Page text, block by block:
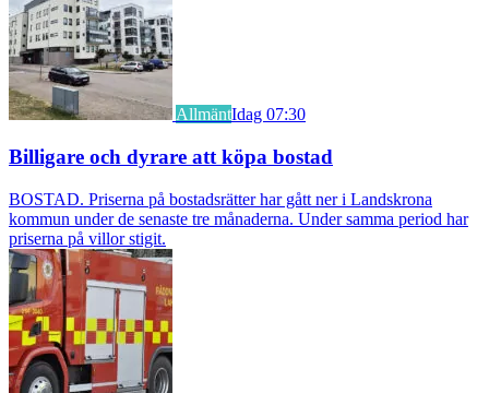
AllmäntIdag 07:30
Billigare och dyrare att köpa bostad
BOSTAD. Priserna på bostadsrätter har gått ner i Landskrona
kommun under de senaste tre månaderna. Under samma period har
priserna på villor stigit.